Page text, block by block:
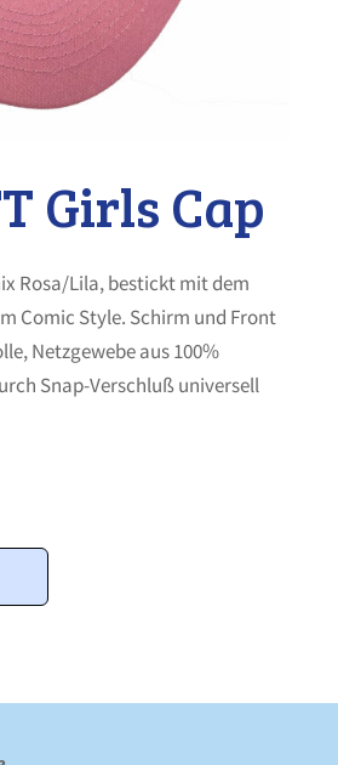
Girls Cap
Rosa/Lila, bestickt mit dem
Comic Style. Schirm und Front
Netzgewebe aus 100%
Snap-Verschluß universell